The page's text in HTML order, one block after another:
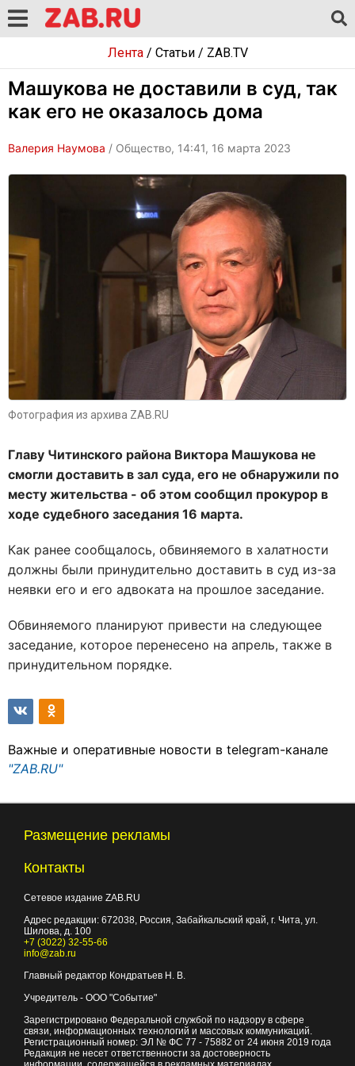
Лента/ Статьи/ ZAB.TV
Машукова не доставили в суд, так
как его не оказалось дома
Валерия Наумова / Общество, 14:41, 16 марта 2023
Фотография из архива ZAB.RU
Главу Читинского района Виктора Машукова не
смогли доставить в зал суда, его не обнаружили по
месту жительства - об этом сообщил прокурор в
ходе судебного заседания 16 марта.
Как ранее сообщалось, обвиняемого в халатности
должны были принудительно доставить в суд из-за
неявки его и его адвоката на прошлое заседание.
Обвиняемого планируют привести на следующее
заседание, которое перенесено на апрель, также в
принудительном порядке.
Важные и оперативные новости в telegram-канале
"ZAB.RU"
Размещение рекламы
Контакты
Сетевое издание ZAB.RU
Адрес редакции: 672038 , Россия, Забайкальский край, г. Чита ул.
Шилова, д. 100
+7 (3022) 32-55-66
info@zab.ru
Главный редактор Кондратьев Н. В.
Учредитель - ООО "Событие"
Зарегистрировано Федеральной службой по надзору в сфере
связи, информационных технологий и массовых коммуникаций.
Регистрационный номер: ЭЛ № ФС 77 - 75882 от 24 июня 2019 года
Редакция не несет ответственности за достоверность